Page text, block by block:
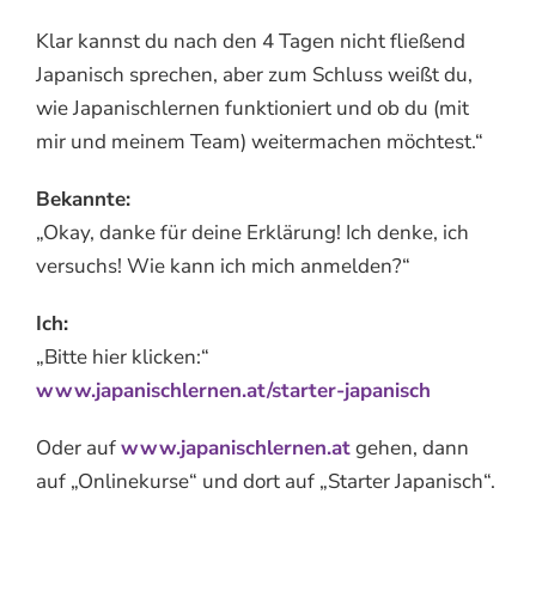
Klar kannst du nach den 4 Tagen nicht fließend
Japanisch sprechen, aber zum Schluss weißt du,
wie Japanischlernen funktioniert und ob du (mit
mir und meinem Team) weitermachen möchtest.“
Bekannte:
„Okay, danke für deine Erklärung! Ich denke, ich
versuchs! Wie kann ich mich anmelden?“
Ich:
„Bitte hier klicken:“
www.japanischlernen.at/starter-japanisch
Oder aufwww.japanischlernen.atgehen, dann
auf „Onlinekurse“ und dort auf „Starter Japanisch“.